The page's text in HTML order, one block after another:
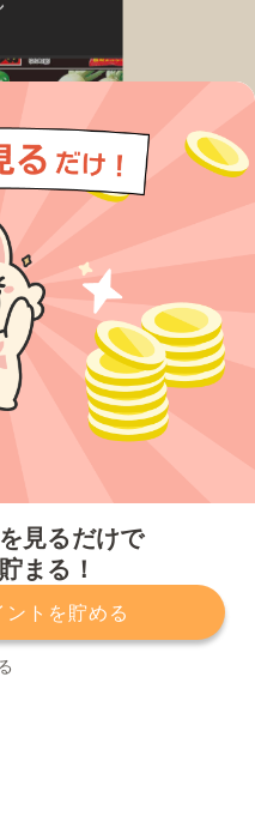
見るだけで
まる！
トを貯める
用規約
運営会社